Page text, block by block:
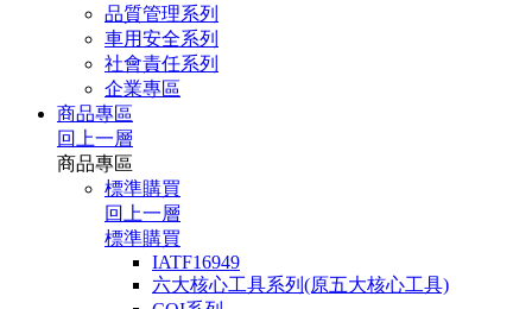
品質管理系列
車用安全系列
社會責任系列
企業專區
商品專區
回上一層
商品專區
標準購買
回上一層
標準購買
IATF16949
六大核心工具系列(原五大核心工具)